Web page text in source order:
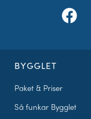
BYGGLET
Paket & Priser
Så funkar Bygglet